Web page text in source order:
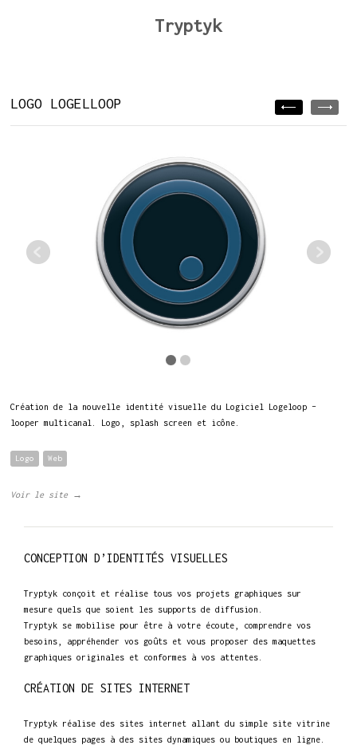
Tryptyk
LOGO LOGELLOOP
Création de la nouvelle identité visuelle du Logiciel Logeloop –
looper multicanal. Logo, splash screen et icône.
Logo Web
Voir le site →
CONCEPTION D’IDENTITÉS VISUELLES
Tryptyk conçoit et réalise tous vos projets graphiques sur
mesure quels que soient les supports de diffusion.
Tryptyk se mobilise pour être à votre écoute, comprendre vos
besoins, appréhender vos goûts et vous proposer des maquettes
graphiques originales et conformes à vos attentes.
CRÉATION DE SITES INTERNET
Tryptyk réalise des sites internet allant du simple site vitrine
de quelques pages à des sites dynamiques ou boutiques en ligne.